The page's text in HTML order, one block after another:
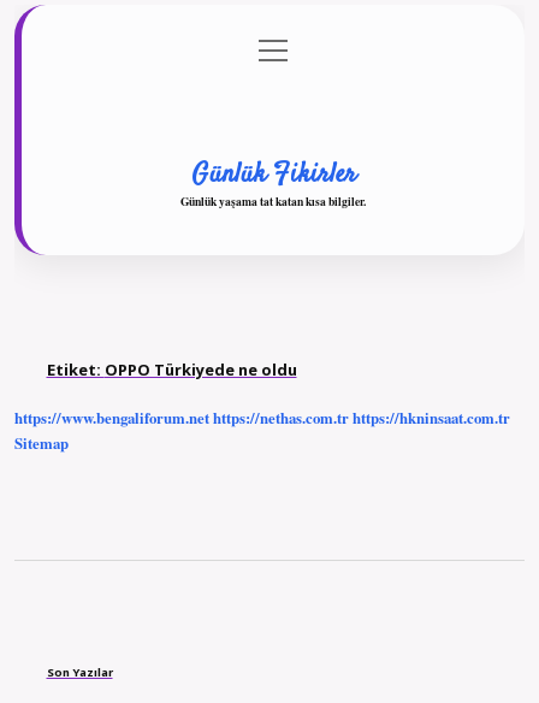
Gizlilik Politikası
menüyü
aç
Günlük Fikirler
Günlük yaşama tat katan kısa bilgiler.
Etiket: OPPO Türkiyede ne oldu
https://www.bengaliforum.nethttps://nethas.com.trhttps://hkninsaat.com.tr
Sitemap
Son Yazılar